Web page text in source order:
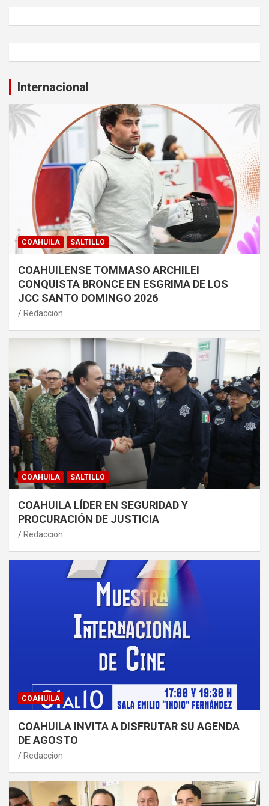
Internacional
COAHUILA SALTILLO
COAHUILENSE TOMMASO ARCHILEI
CONQUISTA BRONCE EN ESGRIMA DE LOS
JCC SANTO DOMINGO 2026
Redaccion
COAHUILA SALTILLO
COAHUILA LÍDER EN SEGURIDAD Y
PROCURACIÓN DE JUSTICIA
Redaccion
COAHUILA
COAHUILA INVITA A DISFRUTAR SU AGENDA
DE AGOSTO
Redaccion